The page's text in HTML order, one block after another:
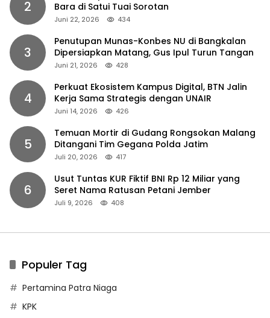
2
Bara di Satui Tuai Sorotan
Juni 22, 2026 434
3
Penutupan Munas-Konbes NU di Bangkalan
Dipersiapkan Matang, Gus Ipul Turun Tangan
Juni 21, 2026 428
4
Perkuat Ekosistem Kampus Digital, BTN Jalin
Kerja Sama Strategis dengan UNAIR
Juni 14, 2026 426
5
Temuan Mortir di Gudang Rongsokan Malang
Ditangani Tim Gegana Polda Jatim
Juli 20, 2026 417
6
Usut Tuntas KUR Fiktif BNI Rp 12 Miliar yang
Seret Nama Ratusan Petani Jember
Juli 9, 2026 408
Populer Tag
Pertamina Patra Niaga
KPK